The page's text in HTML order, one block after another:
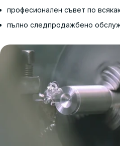
професионален съвет по
пълно следпродажбено